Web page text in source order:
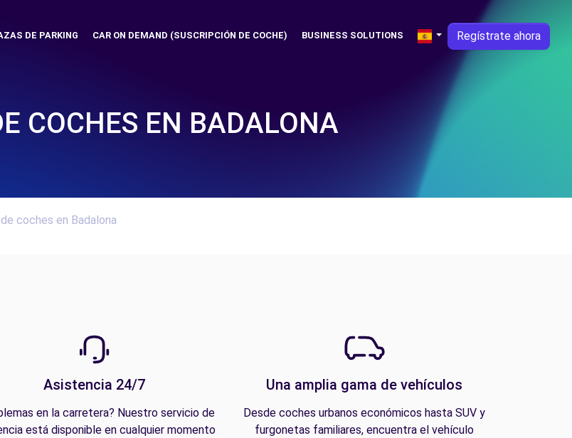
DE PARKING CAR ON DEMAND (SUSCRIPCIÓN DE COCHE) BUSINESS SOLUTIONS Regístrate ahora
COCHES EN BADALONA
coches en Badalona
Asistencia 24/7
en la carretera? Nuestro servicio de
está disponible en cualquier momento
Una amplia gama de vehículos
Desde coches urbanos económicos hasta SUV y
furgonetas familiares, encuentra el vehículo